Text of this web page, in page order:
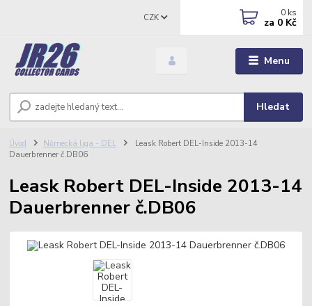
Menu
CZK
Hledat
0 ks
za 0 Kč
Úvod Německá liga - DEL
Leask Robert DEL-Inside 2013-14
Dauerbrenner č.DB06
Leask Robert DEL-Inside 2013-14
Dauerbrenner č.DB06